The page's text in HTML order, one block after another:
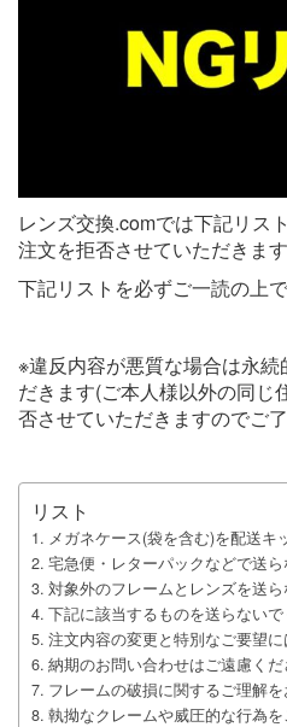
レンズ交換.comでは下記リス
注文を拒否させていただきます
下記リストを必ずご一読の上
※違反内容が悪質な場合は永
だきます(ご本人様以外の同じ
否させていただきますのでご
リスト
メガネケース(袋を含む)を配送キ
宅急便・レターパックなどで送
対象外のフレームとレンズを送
下記に該当するものを送らない
注文内容の変更と特別なご要望
納期のお問い合わせはご遠慮くだ
フレームの破損に関するご理解
執拗なクレームや威圧的な行為